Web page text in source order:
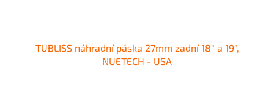
TUBLISS náhradní páska 27mm zadní 18" a 19",
NUETECH - USA